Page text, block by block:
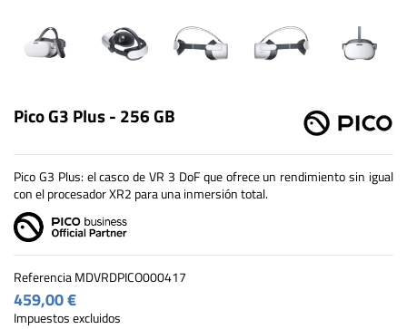
Pico G3 Plus - 256 GB
Pico G3 Plus: el casco de VR 3 DoF que ofrece un rendimiento sin igual
con el procesador XR2 para una inmersión total.
ReferenciaMDVRDPICO000417
459,00 €
Impuestos excluidos